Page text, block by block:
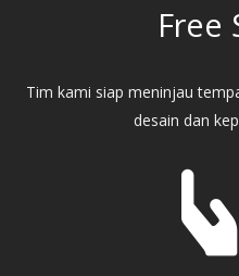
Free
Tim kami siap meninjau
desain dan